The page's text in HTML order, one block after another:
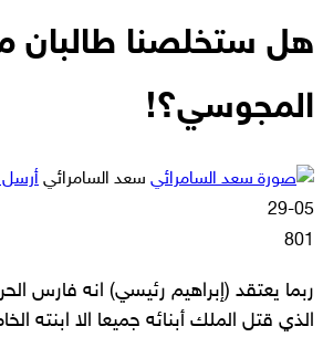
هل ستخلصنا طالبان
المجوسي؟!
سعد السامرائي أرسل
05-29
801
ربما يعتقد (إبراهيم رئيسي) انه فارس
الذي قتل الملك أبنائه جميعا الا ابنته